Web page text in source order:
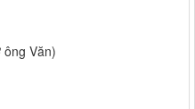
ông Văn)